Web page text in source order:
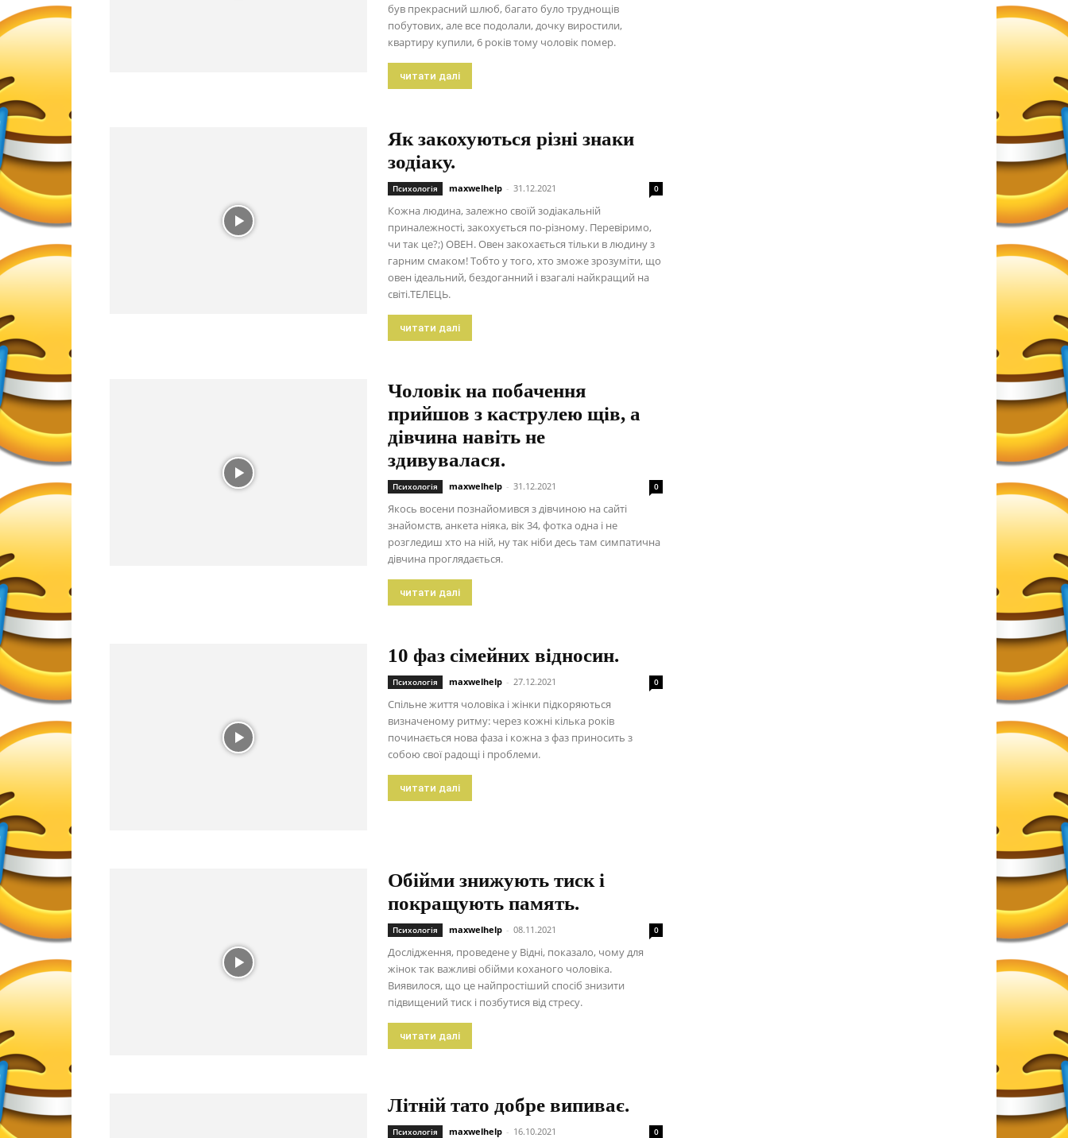
був прекрасний шлюб, багато було труднощів
побутових, але все подолали, дочку виростили,
квартиру купили, 6 років тому чоловік помер.
читати далі
Як закохуються різні знаки
зодіаку.
Психологія maxwelhelp - 31.12.2021 0
Кожна людина, залежно своїй зодіакальній
приналежності, закохується по-різному. Перевіримо,
чи так це?;) ОВЕН. Овен закохається тільки в людину з
гарним смаком! Тобто у того, хто зможе зрозуміти, що
овен ідеальний, бездоганний і взагалі найкращий на
світі.ТЕЛЕЦЬ.
читати далі
Чоловік на побачення
прийшов з каструлею щів, а
дівчина навіть не
здивувалася.
Психологія maxwelhelp - 31.12.2021 0
Якось восени познайомився з дівчиною на сайті
знайомств, анкета ніяка, вік 34, фотка одна і не
розгледиш хто на ній, ну так ніби десь там симпатична
дівчина проглядається.
читати далі
10 фаз сімейних відносин.
Психологія maxwelhelp - 27.12.2021 0
Спільне життя чоловіка і жінки підкоряються
визначеному ритму: через кожні кілька років
починається нова фаза і кожна з фаз приносить з
собою свої радощі і проблеми.
читати далі
Обійми знижують тиск і
покращують память.
Психологія maxwelhelp - 08.11.2021 0
Дослідження, проведене у Відні, показало, чому для
жінок так важливі обійми коханого чоловіка.
Виявилося, що це найпростіший спосіб знизити
підвищений тиск і позбутися від стресу.
читати далі
Літній тато добре випиває.
Психологія maxwelhelp - 16.10.2021 0